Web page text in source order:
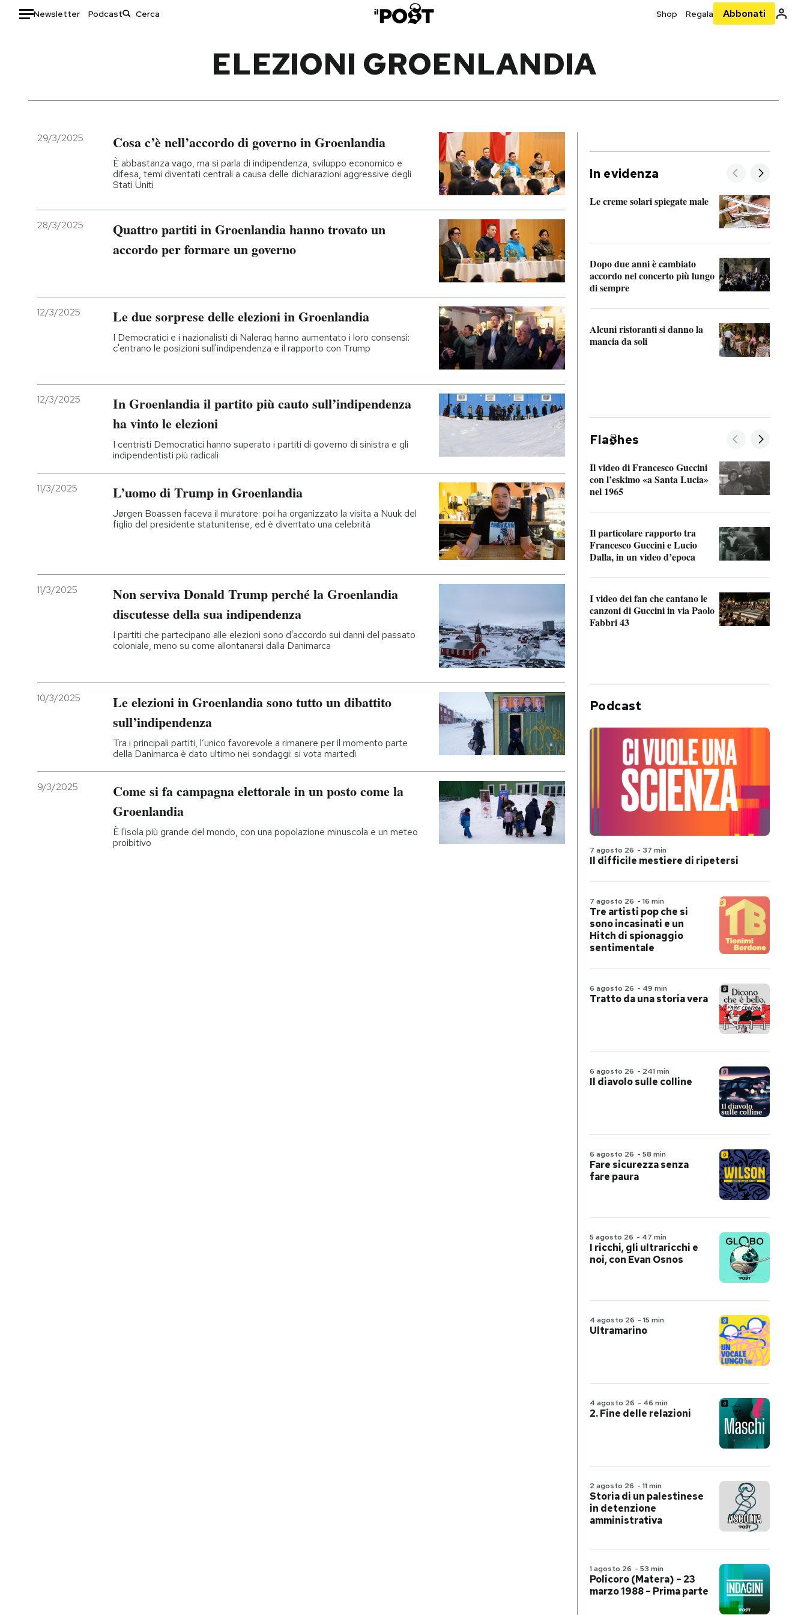
Newsletter Podcast Shop Regala Abbonati
Italia
Politica
Economia
Moda
Ok Boomer!
Media
Mondiali calcio 2026
AREA PERSONALE
ELEZIONI GROENLANDIA
29/3/2025 Cosa c’è nell’accordo di governo in Groenlandia
È abbastanza vago, ma si parla di indipendenza, sviluppo economico e
difesa, temi diventati centrali a causa delle dichiarazioni aggressive degli
Stati Uniti
28/3/2025
Quattro partiti in Groenlandia hanno trovato un
accordo per formare un governo
12/3/2025 Le due sorprese delle elezioni in Groenlandia
I Democratici e i nazionalisti di Naleraq hanno aumentato i loro consensi:
c'entrano le posizioni sull'indipendenza e il rapporto con Trump
12/3/2025
In Groenlandia il partito più cauto sull’indipendenza
ha vinto le elezioni
I centristi Democratici hanno superato i partiti di governo di sinistra e gli
indipendentisti più radicali
11/3/2025 L’uomo di Trump in Groenlandia
Jørgen Boassen faceva il muratore: poi ha organizzato la visita a Nuuk del
figlio del presidente statunitense, ed è diventato una celebrità
11/3/2025
Non serviva Donald Trump perché la Groenlandia
discutesse della sua indipendenza
I partiti che partecipano alle elezioni sono d'accordo sui danni del passato
coloniale, meno su come allontanarsi dalla Danimarca
10/3/2025
Le elezioni in Groenlandia sono tutto un dibattito
sull’indipendenza
Tra i principali partiti, l’unico favorevole a rimanere per il momento parte
della Danimarca è dato ultimo nei sondaggi: si vota martedì
9/3/2025
Come si fa campagna elettorale in un posto come la
Groenlandia
È l'isola più grande del mondo, con una popolazione minuscola e un meteo
proibitivo
In evidenza
Le creme solari spiegate male
Dopo due anni è cambiato
accordo nel concerto più lungo
di sempre
Alcuni ristoranti si danno la
mancia da soli
Fla hes
Il video di Francesco Guccini
con l’eskimo «a Santa Lucia»
nel 1965
Il particolare rapporto tra
Francesco Guccini e Lucio
Dalla, in un video d’epoca
I video dei fan che cantano le
canzoni di Guccini in via Paolo
Fabbri 43
Podcast
7 agosto 26 - 37 min
Il difficile mestiere di ripetersi
7 agosto 26 - 16 min
Tre artisti pop che si
sono incasinati e un
Hitch di spionaggio
sentimentale
6 agosto 26 - 49 min
Tratto da una storia vera
6 agosto 26 - 241 min
Il diavolo sulle colline
6 agosto 26 - 58 min
Fare sicurezza senza
fare paura
5 agosto 26 - 47 min
I ricchi, gli ultraricchi e
noi, con Evan Osnos
4 agosto 26 - 15 min
Ultramarino
4 agosto 26 - 46 min
2. Fine delle relazioni
2 agosto 26 - 11 min
Storia di un palestinese
in detenzione
amministrativa
1 agosto 26 - 53 min
Policoro (Matera) – 23
marzo 1988 – Prima parte